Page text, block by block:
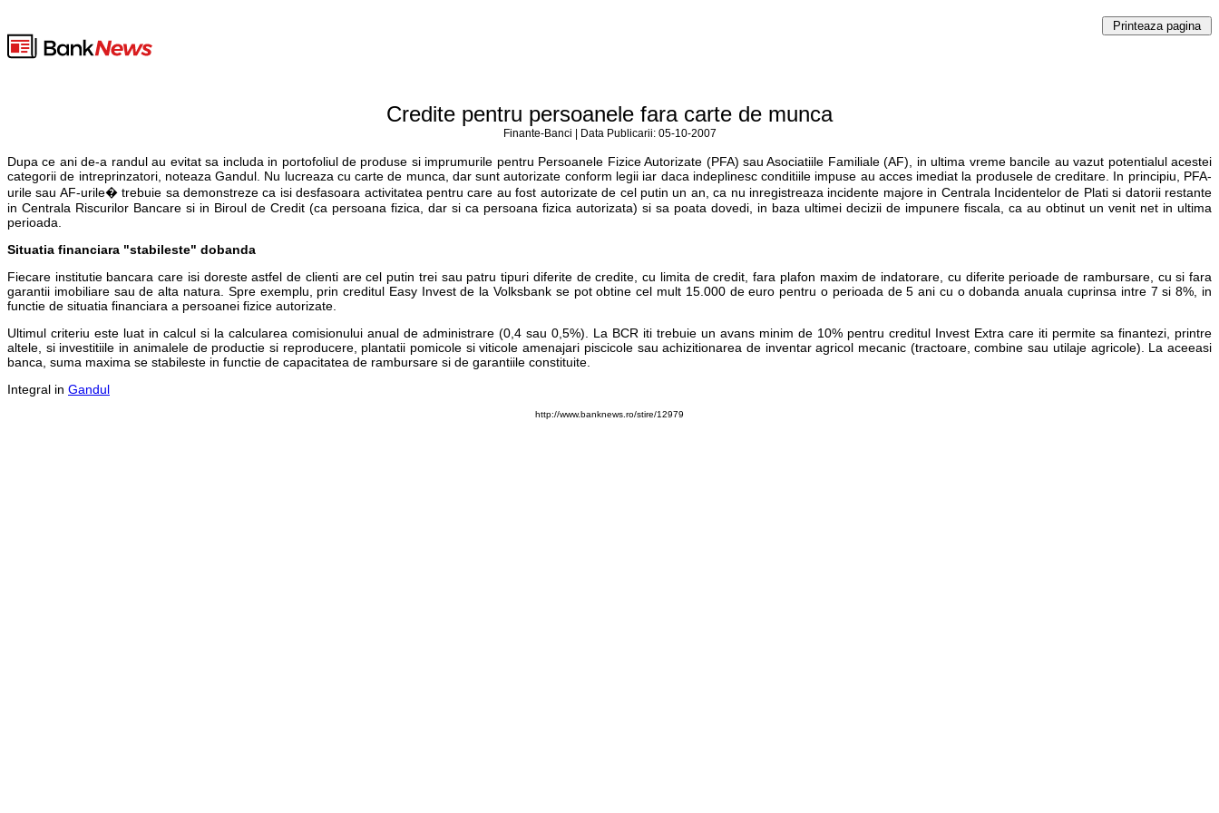
Credite pentru persoanele fara carte de munca
Finante-Banci | Data Publicarii: 05-10-2007
Dupa ce ani de-a randul au evitat sa includa in portofoliul de produse si imprumurile pentru Persoanele Fizice Autorizate (PFA) sau Asociatiile Familiale (AF), in ultima vreme bancile au vazut potentialul acestei
categorii de intreprinzatori, noteaza Gandul. Nu lucreaza cu carte de munca, dar sunt autorizate conform legii iar daca indeplinesc conditiile impuse au acces imediat la produsele de creditare. In principiu, PFA-
urile sau AF-urile� trebuie sa demonstreze ca isi desfasoara activitatea pentru care au fost autorizate de cel putin un an, ca nu inregistreaza incidente majore in Centrala Incidentelor de Plati si datorii restante
in Centrala Riscurilor Bancare si in Biroul de Credit (ca persoana fizica, dar si ca persoana fizica autorizata) si sa poata dovedi, in baza ultimei decizii de impunere fiscala, ca au obtinut un venit net in ultima
perioada.
Situatia financiara "stabileste" dobanda
Fiecare institutie bancara care isi doreste astfel de clienti are cel putin trei sau patru tipuri diferite de credite, cu limita de credit, fara plafon maxim de indatorare, cu diferite perioade de rambursare, cu si fara
garantii imobiliare sau de alta natura. Spre exemplu, prin creditul Easy Invest de la Volksbank se pot obtine cel mult 15.000 de euro pentru o perioada de 5 ani cu o dobanda anuala cuprinsa intre 7 si 8%, in
functie de situatia financiara a persoanei fizice autorizate.
Ultimul criteriu este luat in calcul si la calcularea comisionului anual de administrare (0,4 sau 0,5%). La BCR iti trebuie un avans minim de 10% pentru creditul Invest Extra care iti permite sa finantezi, printre
altele, si investitiile in animalele de productie si reproducere, plantatii pomicole si viticole amenajari piscicole sau achizitionarea de inventar agricol mecanic (tractoare, combine sau utilaje agricole). La aceeasi
banca, suma maxima se stabileste in functie de capacitatea de rambursare si de garantiile constituite.
Integral in Gandul
http://www.banknews.ro/stire/12979